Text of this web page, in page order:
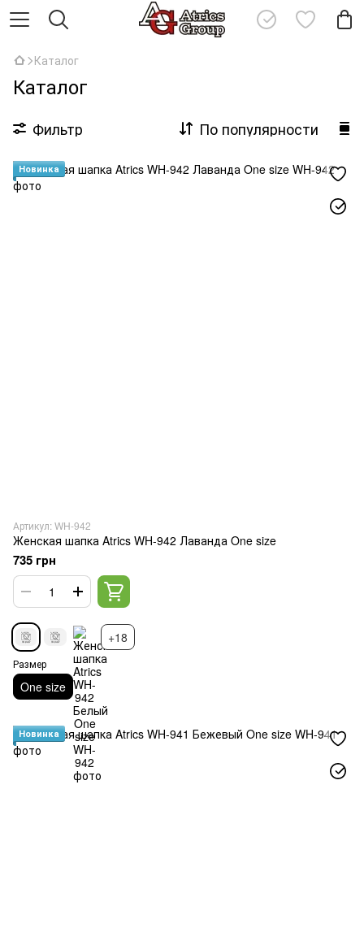
Каталог
Каталог
Фильтр По популярности
Новинка
Артикул: WH-942
Женская шапка Atrics WH-942 Лаванда One size
735 грн
+18
Размер
One size
Новинка